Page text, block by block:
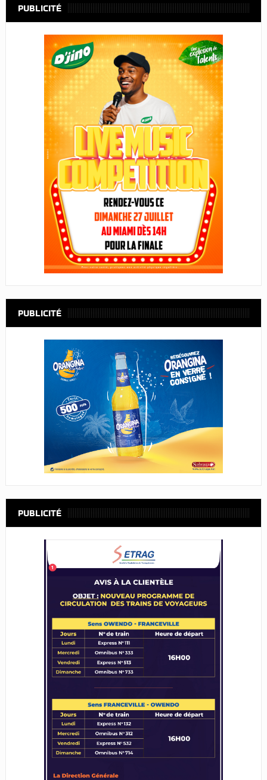
PUBLICITÉ
PUBLICITÉ
PUBLICITÉ